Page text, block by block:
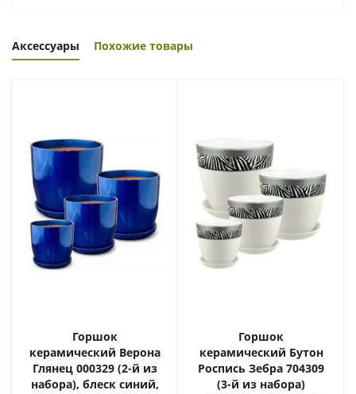
Аксессуары Похожие товары
Горшок
керамический Верона
Глянец 000329 (2-й из
набора), блеск синий,
Горшок
керамический Бутон
Роспись Зебра 704309
(3-й из набора)